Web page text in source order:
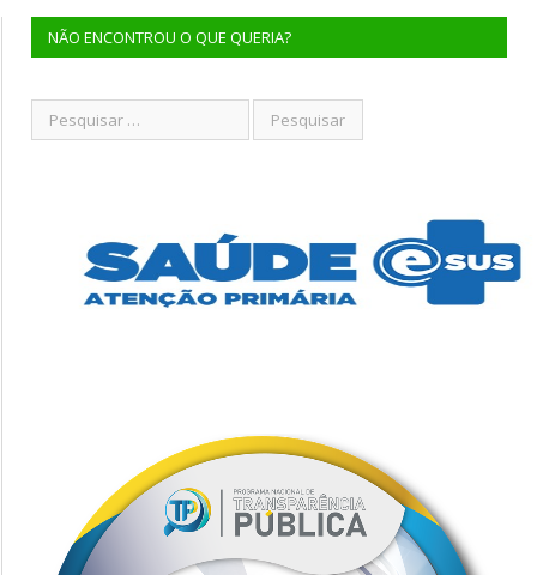
NÃO ENCONTROU O QUE QUERIA?